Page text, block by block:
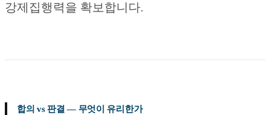
강제집행력을 확보합니다.
합의 vs 판결 — 무엇이 유리한가